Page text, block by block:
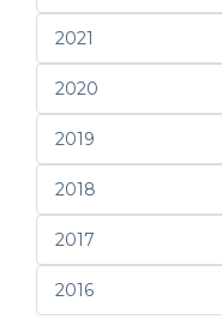
2021
2020
2019
2018
2017
2016